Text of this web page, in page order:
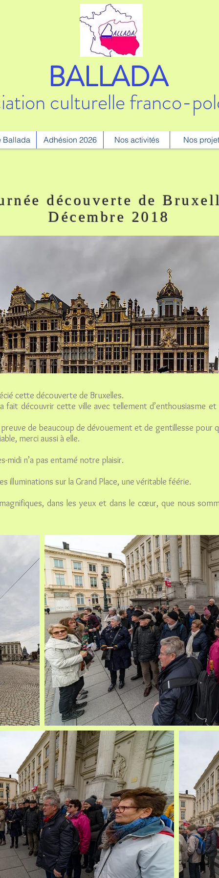
BALLADA
culturelle franco-
Ballada Adhésion 2026 Nos activités Nos
découverte de
Décembre 2018
cette découverte de Bruxelles.
découvrir cette ville avec tellement d’enthousiasme et
de beaucoup de dévouement et de gentillesse pour
merci aussi à elle.
midi n’a pas entamé notre plaisir.
illuminations sur la Grand Place, une véritable féérie.
dans les yeux et dans le cœur, que nous